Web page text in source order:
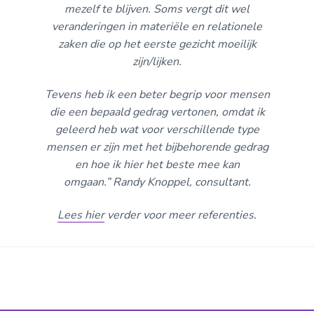
mezelf te blijven. Soms vergt dit wel
veranderingen in materiële en relationele
zaken die op het eerste gezicht moeilijk
zijn/lijken.
Tevens heb ik een beter begrip voor mensen
die een bepaald gedrag vertonen, omdat ik
geleerd heb wat voor verschillende type
mensen er zijn met het bijbehorende gedrag
en hoe ik hier het beste mee kan
omgaan.”Randy Knoppel, consultant.
Lees hierverder voor meer referenties.